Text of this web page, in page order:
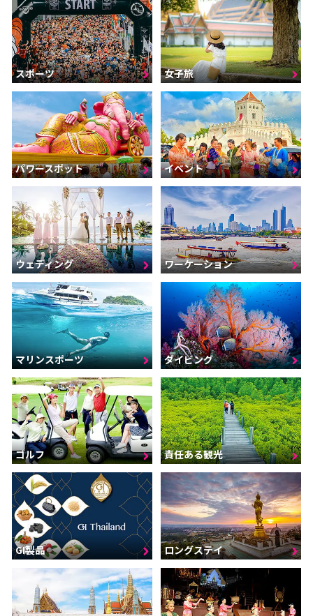
スポーツ 女子旅
パワースポット イベント
ウェディング ワーケーション
マリンスポーツ ダイビング
ゴルフ 責任ある観光
GI製品 ロングステイ